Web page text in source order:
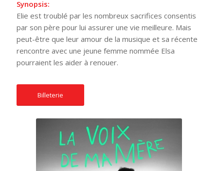
Synopsis:
Elie est troublé par les nombreux sacrifices consentis
par son père pour lui assurer une vie meilleure. Mais
peut-être que leur amour de la musique et sa récente
rencontre avec une jeune femme nommée Elsa
pourraient les aider à renouer.
Billeterie